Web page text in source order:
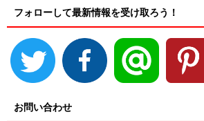
フォローして最新情報を受け取ろう！
お問い合わせ